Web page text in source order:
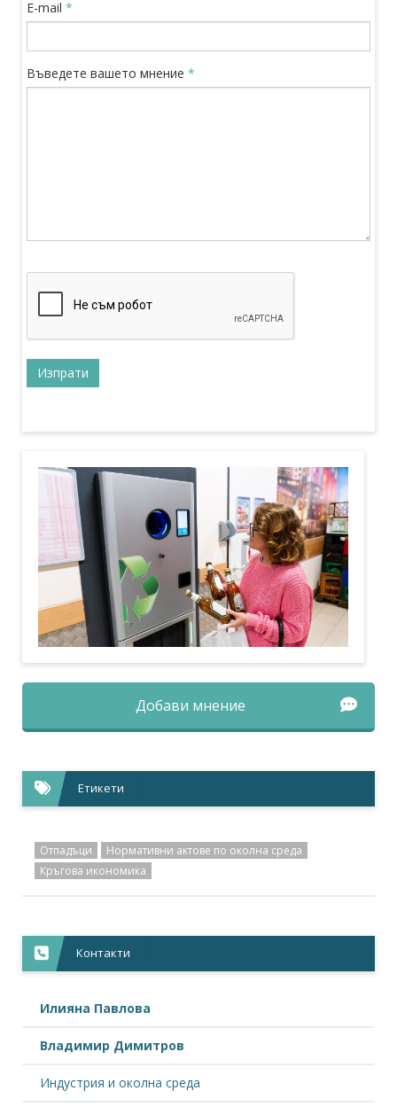
E-mail *
Въведете вашето мнение *
Добави мнение
Етикети
Отпадъци
Нормативни актове по околна среда
Кръгова икономика
Контакти
Илияна Павлова
Владимир Димитров
Индустрия и околна среда